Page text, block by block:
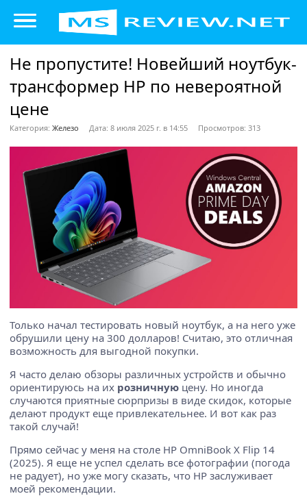
Не пропустите! Новейший ноутбук-
трансформер HP по невероятной
цене
Категория: Железо Дата: 8 июля 2025 г. в 14:55 Просмотров: 313
Только начал тестировать новый ноутбук, а на него уже
обрушили цену на 300 долларов! Считаю, это отличная
возможность для выгодной покупки.
Я часто делаю обзоры различных устройств и обычно
ориентируюсь на их розничную цену. Но иногда
случаются приятные сюрпризы в виде скидок, которые
делают продукт еще привлекательнее. И вот как раз
такой случай!
Прямо сейчас у меня на столе HP OmniBook X Flip 14
(2025). Я еще не успел сделать все фотографии (погода
не радует), но уже могу сказать, что HP заслуживает
моей рекомендации.